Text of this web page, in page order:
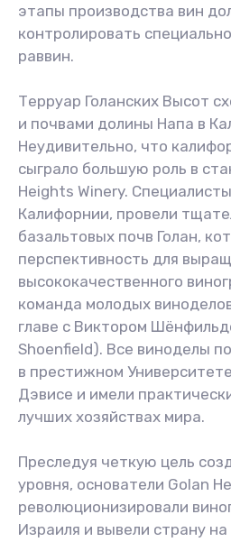
этапы производства вин
контролировать
раввин.
Терруар Голанских Высот
и почвами долины Напа в
Неудивительно, что
сыграло большую роль в
Heights Winery.
Калифорнии, провели
базальтовых почв Голан,
перспективность для
высококачественного
команда молодых
главе с Виктором
Shoenfield). Все виноделы
в престижном
Дэвисе и имели
лучших хозяйствах мира.
Преследуя четкую цель
уровня, основатели Golan
революционизировали
Израиля и вывели страну